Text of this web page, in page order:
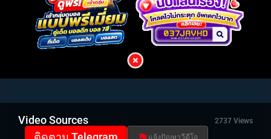
Video Sources 2737 Views